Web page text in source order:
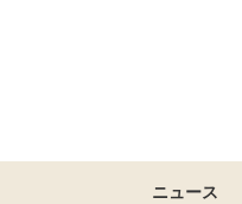
ニュース